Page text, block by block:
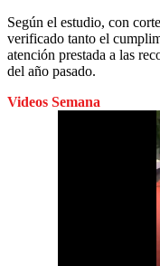
Según el estudio, con
verificado tanto el
atención prestada a las
del año pasado.
Videos Semana